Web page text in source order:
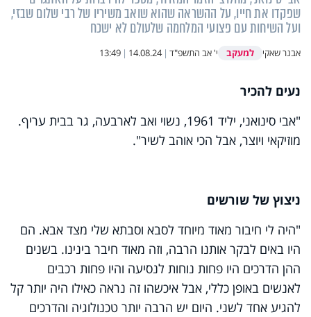
שפקדו את חייו, על ההשראה שהוא שואב משיריו של רבי שלום שבזי,
ועל השיחות עם פצועי המלחמה שלעולם לא ישכח
אבנר שאקי למעקב י' אב התשפ"ד |
14.08.24
|
13:49
נעים להכיר
"אבי סינואני, יליד 1961, נשוי ואב לארבעה, גר בבית עריף.
מוזיקאי ויוצר, אבל הכי אוהב לשיר".
ניצוץ של שורשים
"היה לי חיבור מאוד מיוחד לסבא וסבתא שלי מצד אבא. הם
היו באים לבקר אותנו הרבה, וזה מאוד חיבר בינינו. בשנים
ההן הדרכים היו פחות נוחות לנסיעה והיו פחות רכבים
לאנשים באופן כללי, אבל איכשהו זה נראה כאילו היה יותר קל
להגיע אחד לשני. היום יש הרבה יותר טכנולוגיה והדרכים